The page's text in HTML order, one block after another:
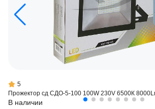
5
Прожектор сд СДО-5-100 100W 230V 6500К
В наличии